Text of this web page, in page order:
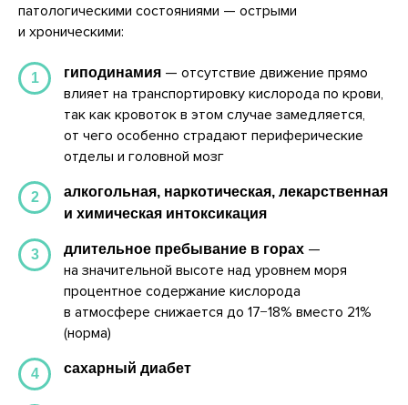
патологическими состояниями — острыми
и хроническими:
1 гиподинамия — отсутствие движение прямо
влияет на транспортировку кислорода по крови,
так как кровоток в этом случае замедляется,
от чего особенно страдают периферические
отделы и головной мозг
2
алкогольная, наркотическая, лекарственная
и химическая интоксикация
3 длительное пребывание в горах —
на значительной высоте над уровнем моря
процентное содержание кислорода
в атмосфере снижается до 17−18% вместо 21%
(норма)
4 сахарный диабет